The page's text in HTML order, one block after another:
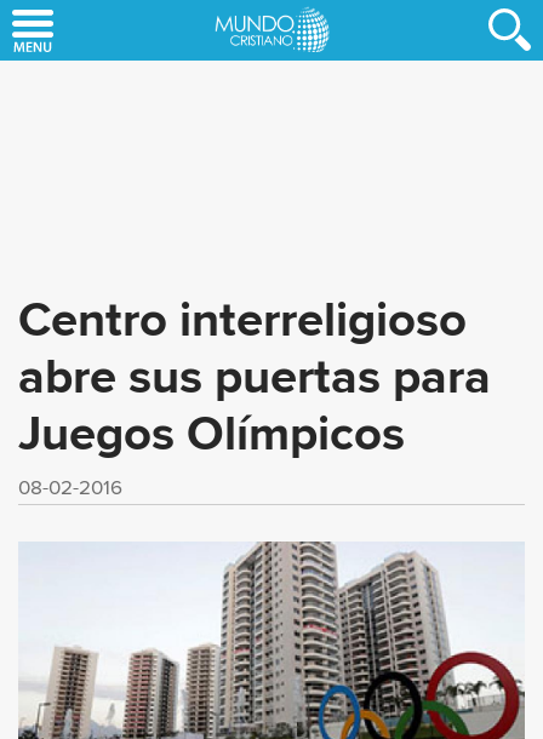
to
Centro interreligioso
abre sus puertas para
Juegos Olímpicos
08-02-2016